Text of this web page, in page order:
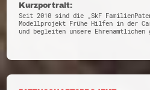
Kurzportrait:
Seit 2010 sind die „SkF
Modellprojekt Frühe Hilfen in der
und begleiten unsere